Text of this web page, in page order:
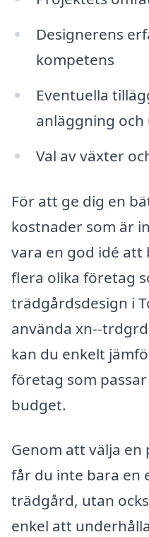
Designerens
kompetens
Eventuella
anläggning
Val av växter
För att ge dig en
kostnader som är
vara en god idé
flera olika företag
trädgårdsdesign i
använda xn--
kan du enkelt
företag som
budget.
Genom att välja
får du inte bara en
trädgård, utan
enkel att